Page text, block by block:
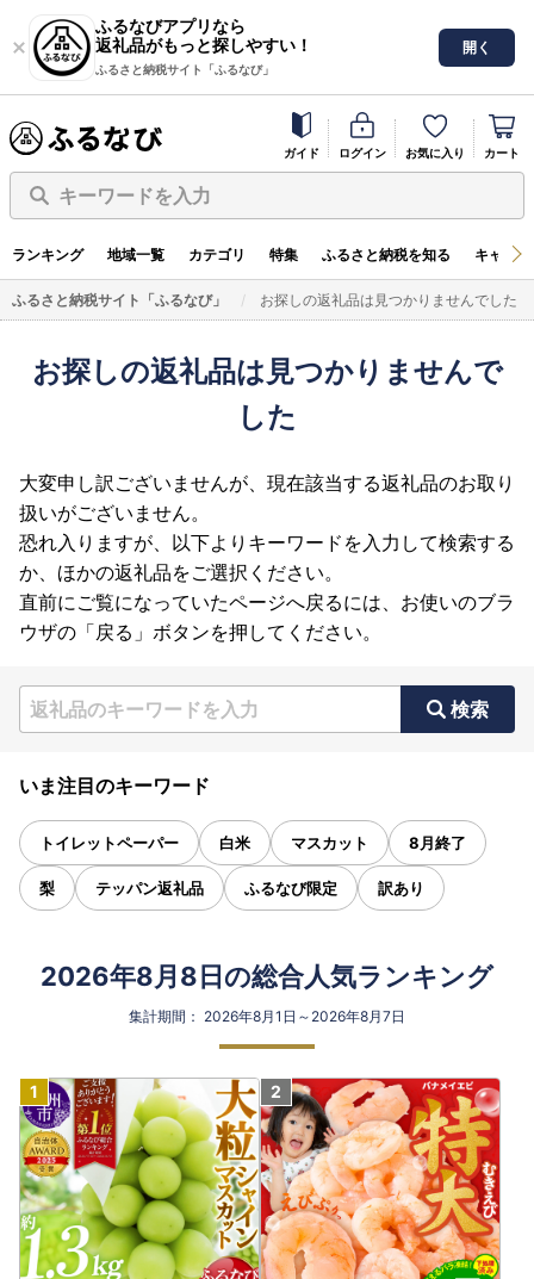
ふるなびアプリなら
返礼品がもっと探しやすい！
ふるさと納税サイト「ふるなび」
開く
ガイド ログイン お気に入り カート
キーワードを入力
ランキング 地域一覧 カテゴリ 特集 ふるさと納税を知る キャン
ふるさと納税サイト「ふるなび」 お探しの返礼品は見つかりませんでした
お探しの返礼品は見つかりませんで
した
大変申し訳ございませんが、現在該当する返礼品のお取り
扱いがございません。
恐れ入りますが、以下よりキーワードを入力して検索する
か、ほかの返礼品をご選択ください。
直前にご覧になっていたページへ戻るには、お使いのブラ
ウザの「戻る」ボタンを押してください。
検索
いま注目のキーワード
トイレットペーパー 白米 マスカット 8月終了
梨 テッパン返礼品 ふるなび限定 訳あり
2026年8月8日の総合人気ランキング
集計期間： 2026年8月1日～2026年8月7日